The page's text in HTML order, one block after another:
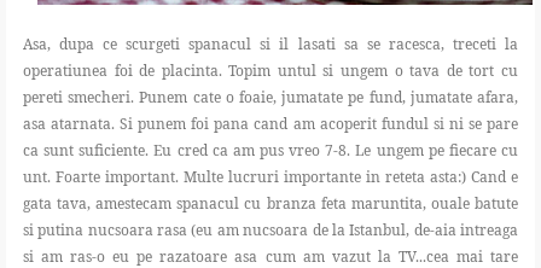
Asa, dupa ce scurgeti spanacul si il lasati sa se racesca, treceti la
operatiunea foi de placinta. Topim untul si ungem o tava de tort cu
pereti smecheri. Punem cate o foaie, jumatate pe fund, jumatate afara,
asa atarnata. Si punem foi pana cand am acoperit fundul si ni se pare
ca sunt suficiente. Eu cred ca am pus vreo 7-8. Le ungem pe fiecare cu
unt. Foarte important. Multe lucruri importante in reteta asta:) Cand e
gata tava, amestecam spanacul cu branza feta maruntita, ouale batute
si putina nucsoara rasa (eu am nucsoara de la Istanbul, de-aia intreaga
si am ras-o eu pe razatoare asa cum am vazut la TV...cea mai tare